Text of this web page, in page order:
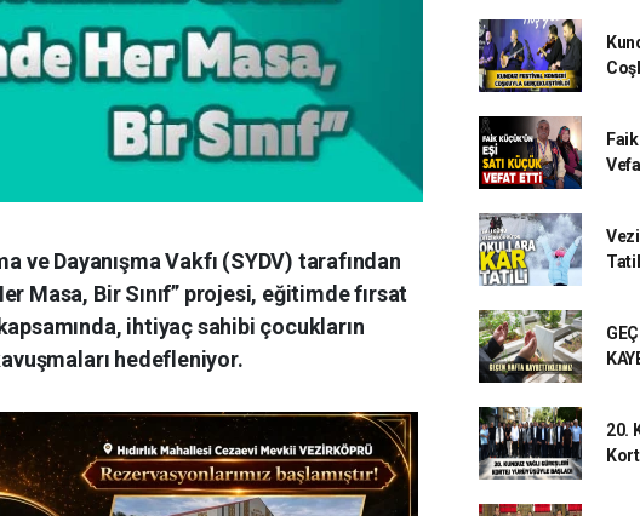
ve Dayanışma Vakfı (SYDV) tarafından
Masa, Bir Sınıf” projesi, eğitimde fırsat
ihtiyaç sahibi çocukların
hedefleniyor.
20.